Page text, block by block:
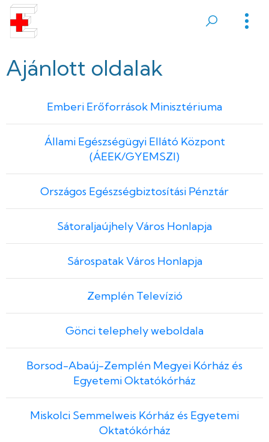
Ugrás
tartalomraSátoraljaújhelyi
Erzsébet
Kórház
Ajánlott oldalak
Emberi Erőforrások Minisztériuma
Állami Egészségügyi Ellátó Központ
(ÁEEK/GYEMSZI)
Országos Egészségbiztosítási Pénztár
Sátoraljaújhely Város Honlapja
Sárospatak Város Honlapja
Zemplén Televízió
Gönci telephely weboldala
Borsod-Abaúj-Zemplén Megyei Kórház és
Egyetemi Oktatókórház
Miskolci Semmelweis Kórház és Egyetemi
Oktatókórház